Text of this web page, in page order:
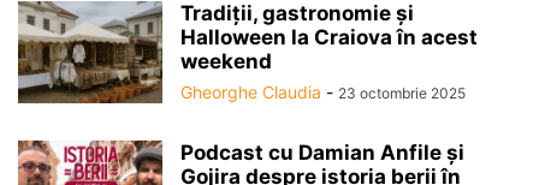
Tradiții, gastronomie și
Halloween la Craiova în acest
weekend
Gheorghe Claudia - 23 octombrie 2025
Podcast cu Damian Anfile și
Gojira despre istoria berii în